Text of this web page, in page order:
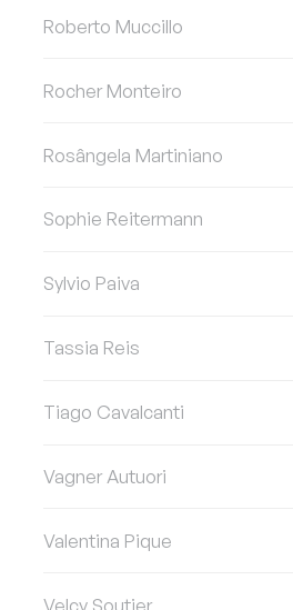
Roberto Muccillo
Rocher Monteiro
Rosângela Martiniano
Sophie Reitermann
Sylvio Paiva
Tassia Reis
Tiago Cavalcanti
Vagner Autuori
Valentina Pique
Velcy Soutier